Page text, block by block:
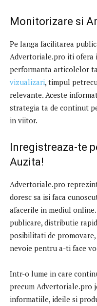
Monitorizare si
Pe langa facilitarea
Advertoriale.pro iti ofera
performanta articolelor
vizualizari, timpul
relevante. Aceste
strategia ta de continut
in viitor.
Inregistreaza-te
Auzita!
Advertoriale.pro
doresc sa isi faca
afacerile in mediul
publicare, distributie
posibilitati de
nevoie pentru a-ti face
Intr-o lume in care
precum Advertoriale.pro
informatiile, ideile si